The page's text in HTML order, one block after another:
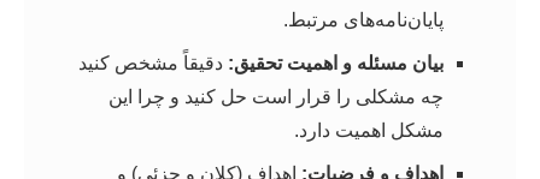
پایان‌نامه‌های مرتبط.
بیان مسئله و اهمیت تحقیق: دقیقاً مشخص کنید
چه مشکلی را قرار است حل کنید و چرا این
مشکل اهمیت دارد.
اهداف و فرضیات: اهداف (کلان و جزئی) و